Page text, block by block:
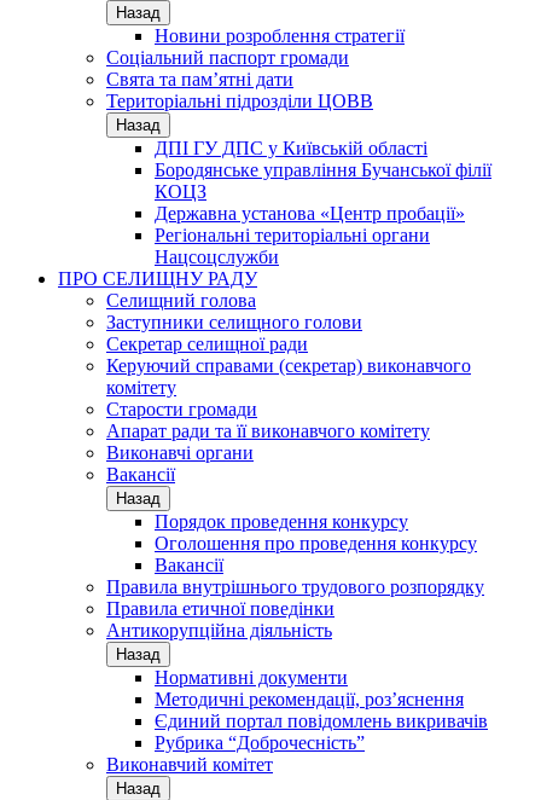
Назад
Новини розроблення стратегії
Соціальний паспорт громади
Свята та пам’ятні дати
Територіальні підрозділи ЦОВВ
Назад
ДПІ ГУ ДПС у Київській області
Бородянське управління Бучанської філії
КОЦЗ
Державна установа «Центр пробації»
Регіональні територіальні органи
Нацсоцслужби
ПРО СЕЛИЩНУ РАДУ
Селищний голова
Заступники селищного голови
Секретар селищної ради
Керуючий справами (секретар) виконавчого
комітету
Старости громади
Апарат ради та її виконавчого комітету
Виконавчі органи
Вакансії
Назад
Порядок проведення конкурсу
Оголошення про проведення конкурсу
Вакансії
Правила внутрішнього трудового розпорядку
Правила етичної поведінки
Антикорупційна діяльність
Назад
Нормативні документи
Методичні рекомендації, роз’яснення
Єдиний портал повідомлень викривачів
Рубрика “Доброчесність”
Виконавчий комітет
Назад